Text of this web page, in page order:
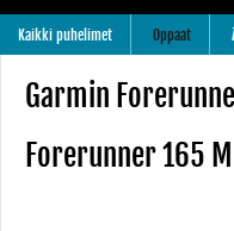
Kaikki puhelimet Oppaat
Garmin
Forerunner 165